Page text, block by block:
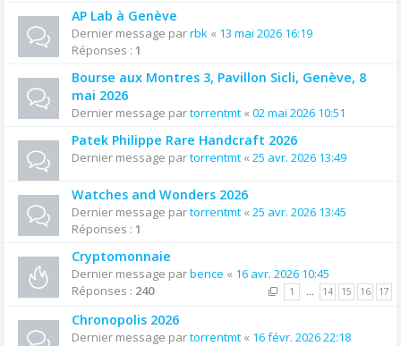
AP Lab à Genève
Dernier message parrbk « 13 mai 2026 16:19
Réponses : 1
Bourse aux Montres 3, Pavillon Sicli, Genève, 8
mai 2026
Dernier message partorrentmt « 02 mai 2026 10:51
Patek Philippe Rare Handcraft 2026
Dernier message partorrentmt « 25 avr. 2026 13:49
Watches and Wonders 2026
Dernier message partorrentmt « 25 avr. 2026 13:45
Réponses : 1
Cryptomonnaie
Dernier message parbence « 16 avr. 2026 10:45
Réponses : 240 1 … 14 15 16 17
Chronopolis 2026
Dernier message partorrentmt « 16 févr. 2026 22:18